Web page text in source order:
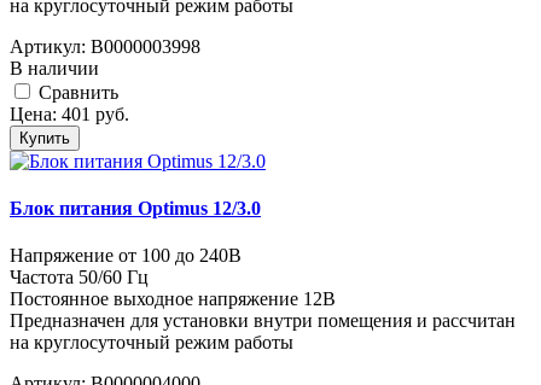
на круглосуточный режим работы
Артикул: В0000003998
В наличии
Cравнить
Цена: 401 руб.
Купить
Блок питания Optimus 12/3.0
Напряжение от 100 до 240В
Частота 50/60 Гц
Постоянное выходное напряжение 12В
Предназначен для установки внутри помещения и рассчитан
на круглосуточный режим работы